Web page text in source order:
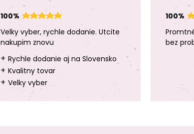
100%
Velky vyber, rychle dodanie. Utcite
nakupim znovu
+ Rychle dodanie aj na Slovensko
+ Kvalitny tovar
+ Velky vyber
100%
bez